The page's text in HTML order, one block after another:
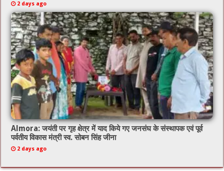
2 days ago
Almora: जयंती पर गृह क्षेत्र में याद किये गए जनसंघ के संस्थापक एवं पूर्व
पर्वतीय विकास मंत्री स्व. सोबन सिंह जीना
2 days ago